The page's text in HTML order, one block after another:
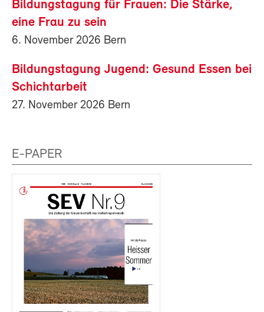
Bildungstagung für Frauen: Die Stärke,
eine Frau zu sein
6. November 2026 Bern
Bildungstagung Jugend: Gesund Essen bei
Schichtarbeit
27. November 2026 Bern
E-PAPER